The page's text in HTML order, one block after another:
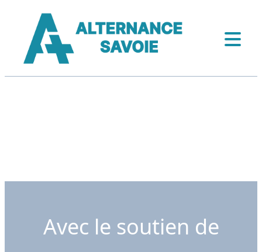
Avec le soutien de